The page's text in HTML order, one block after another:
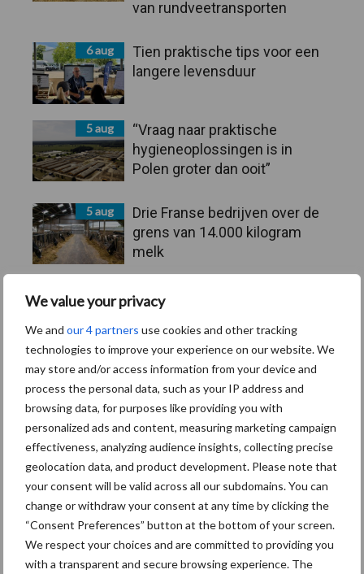
We value your privacy
We and our 4 partners use cookies and other tracking
technologies to improve your experience on our website. We
may store and/or access information from your device and
process the personal data, such as your IP address and
browsing data, for purposes like providing you with
personalized ads and content, measuring marketing campaign
effectiveness, analyzing audience insights, collecting precise
geolocation data, and product development. Please note that
your consent will be valid across all our subdomains. You can
change or withdraw your consent at any time by clicking the
“Consent Preferences” button at the bottom of your screen.
We respect your choices and are committed to providing you
with a transparent and secure browsing experience. The
van rundveetransporten
6 aug
Tien praktische tips voor een
langere levensduur
5 aug
“Vraag naar praktische
hygieneoplossingen is in
Polen groter dan ooit”
5 aug
Drie Franse bedrijven over de
grens van 14.000 kilogram
melk
Provincie Antwerpen breidt
onttrekkingsverbod uit: geen
water meer oppompen uit
onbevaarbare waterlopen
Toon meer